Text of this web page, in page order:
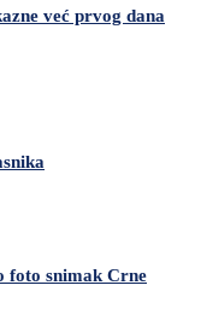
već prvog dana
foto snimak Crne